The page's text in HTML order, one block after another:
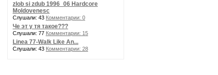
zlob si zdub 1996_06 Hardcore
Moldovenesc
Слушали: 43 Комментарии: 0
Че эт у тя такое???
Слушали: 77 Комментарии: 15
Linea 77-Walk Like An...
Слушали: 43 Комментарии: 28